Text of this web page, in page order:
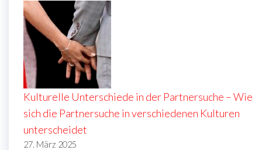
Kulturelle Unterschiede in der Partnersuche – Wie
sich die Partnersuche in verschiedenen Kulturen
unterscheidet
27. März 2025